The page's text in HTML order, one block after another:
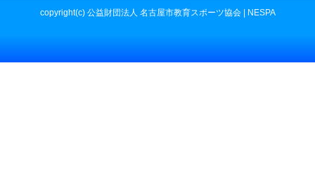
copyright(c) 公益財団法人 名古屋市教育スポーツ協会 | NESPA